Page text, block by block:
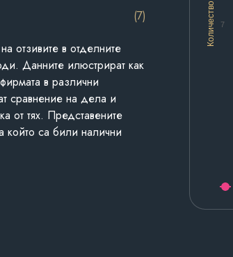
Количество 7
(7)
отзивите в отделните
Данните илюстрират как
в различни
сравнение на дела и
от тях. Представените
който са били налични